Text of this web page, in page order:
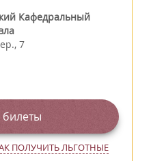
Кафедральный
7
ПОЛУЧИТЬ ЛЬГОТНЫЕ